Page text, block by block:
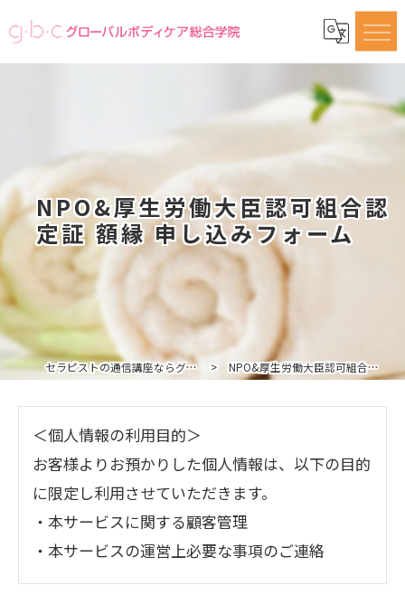
NPO&厚生労働大臣認可組合認
定証 額縁 申し込みフォーム
セラピストの通信講座ならグローバルボディケア総合学院 NPO&厚生労働大臣認可組合認定証 額縁 申し込みフォーム
＜個人情報の利用目的＞
お客様よりお預かりした個人情報は、以下の目的
に限定し利用させていただきます。
・本サービスに関する顧客管理
・本サービスの運営上必要な事項のご連絡